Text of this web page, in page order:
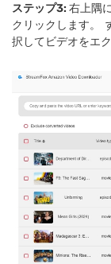
ステップ3: 右上隅
クリックします。
択してビデオをエ